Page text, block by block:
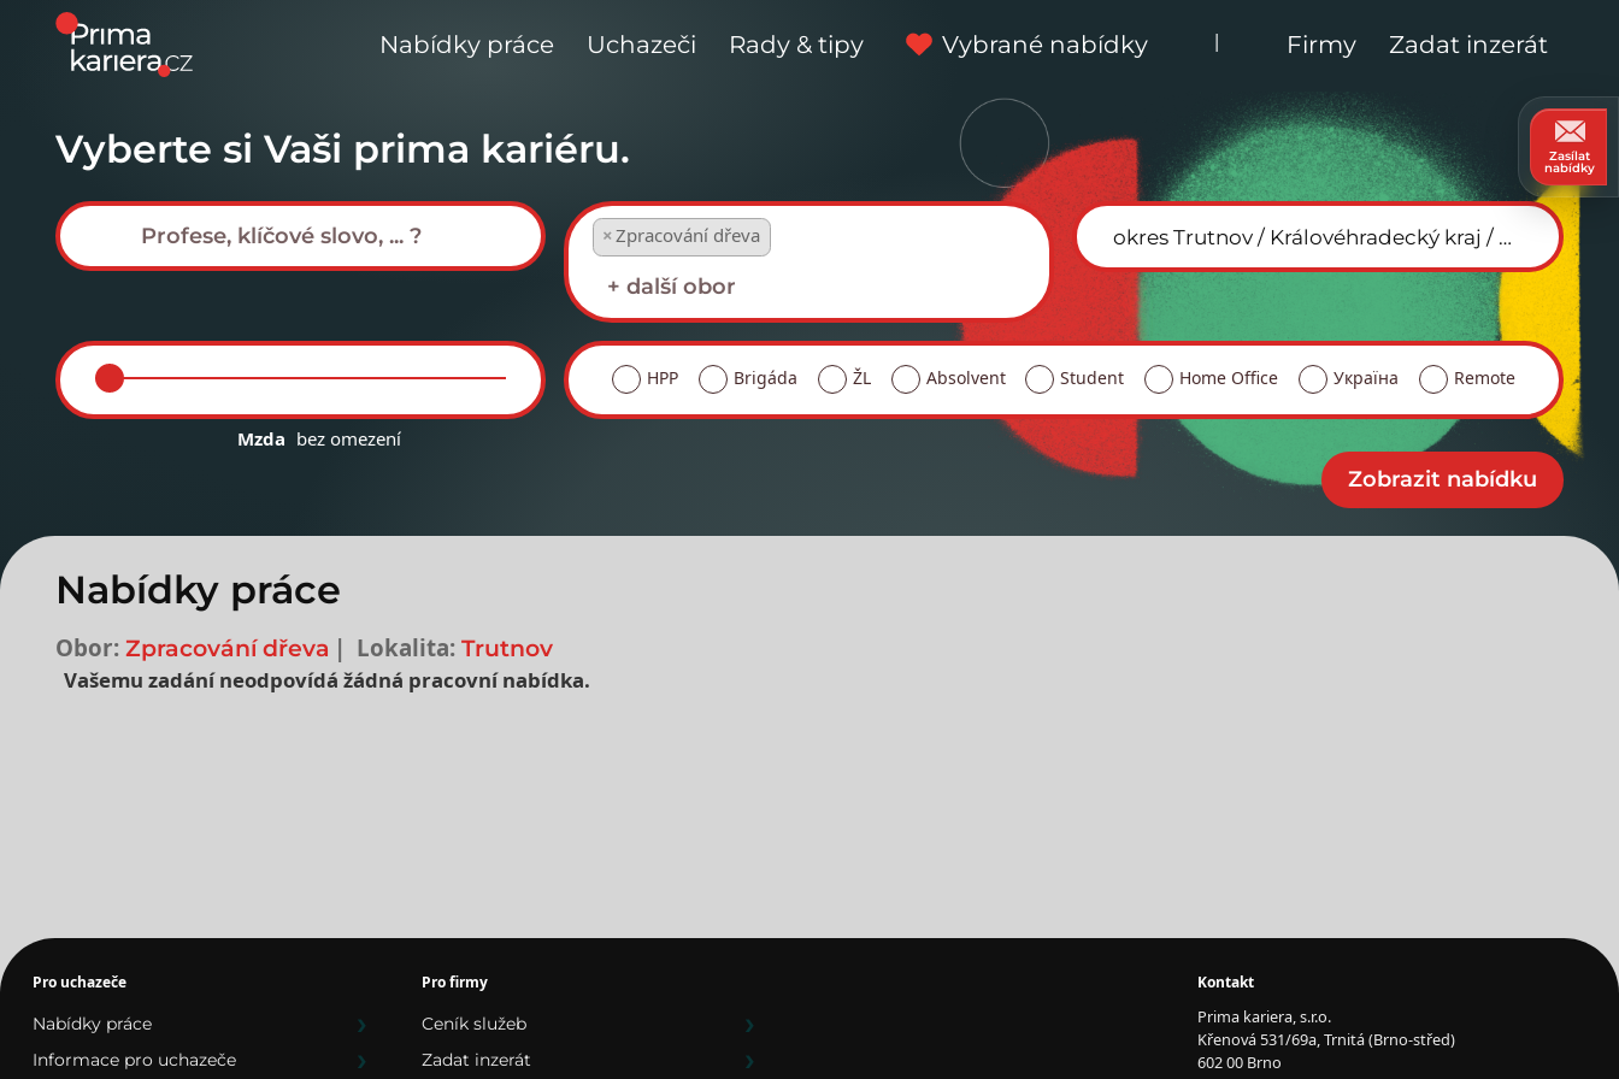
Nabídky práce Uchazeči Rady & tipy Vybrané nabídky | Firmy Zadat inzerát
Vyberte si Vaši prima kariéru.
×Zpracování dřeva
Mzda bez omezení
HPP Brigáda ŽL Absolvent Student Home Office Україна Remote
Nabídky práce
Obor: Zpracování dřeva Lokalita: Trutnov
Vašemu zadání neodpovídá žádná pracovní nabídka.
Zasílat
nabídky
Pro uchazeče
Nabídky práce
Informace pro uchazeče
Pro firmy
Ceník služeb
Zadat inzerát
Kontakt
Prima kariera, s.r.o.
Křenová 531/69a, Trnitá (Brno-střed)
602 00 Brno